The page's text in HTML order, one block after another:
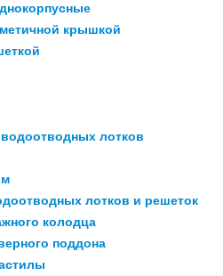
крышкой
лотков
лотков и решеток
колодца
поддона